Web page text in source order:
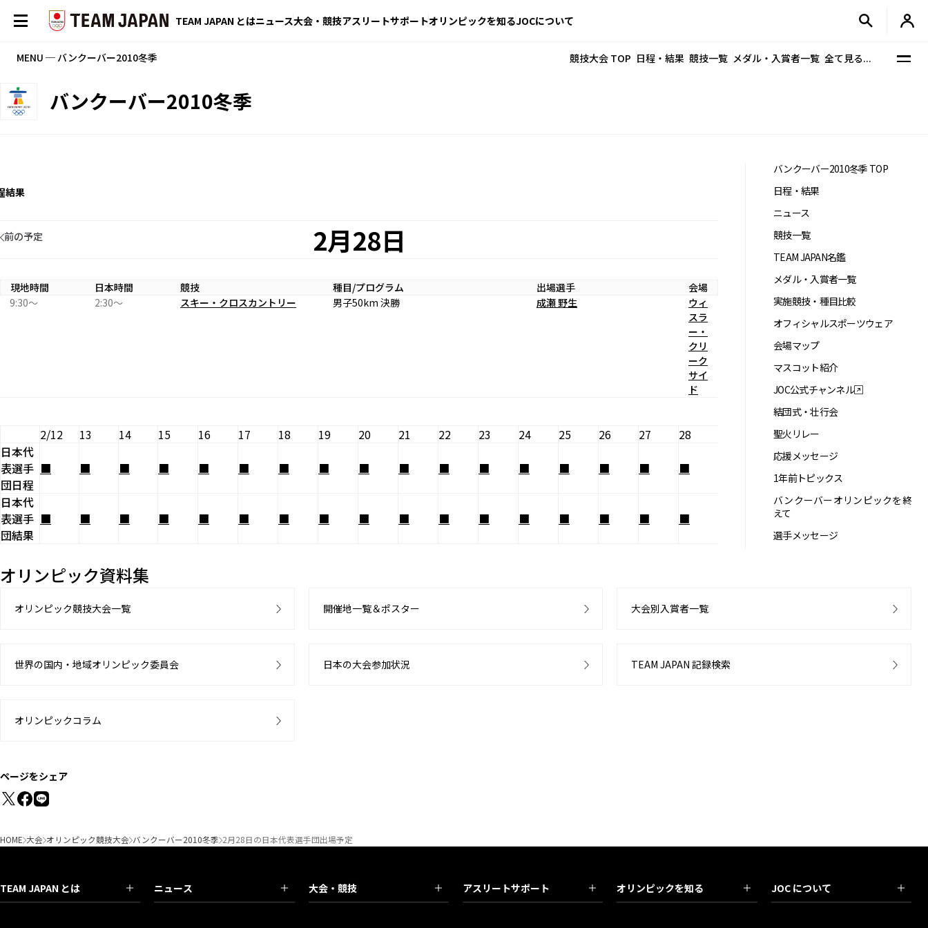
TEAM JAPAN とはニュース大会・競技アスリートサポートオリンピックを知るJOCについて
MENU ─ バンクーバー2010冬季 競技大会 TOP 日程・結果 競技一覧 メダル・入賞者一覧 全て見る...
バンクーバー2010冬季
結果
2月28日
前の予定
現地時間 日本時間 競技 種目/プログラム 出場選手
会場
9:30〜
2:30〜 スキー・クロスカントリー 男子50km 決勝 成瀬 野生
ウィ
スラ
ー・
クリ
ーク
サイ
ド
2/12 13 14 15 16 17 18 19 20 21 22 23 24 25 26 27
28
日本代
表選手
団日程
■ ■ ■ ■ ■ ■ ■ ■ ■ ■ ■ ■ ■ ■ ■ ■ ■
日本代
表選手
団結果
■ ■ ■ ■ ■ ■ ■ ■ ■ ■ ■ ■ ■ ■ ■ ■ ■
バンクーバー2010冬季 TOP
日程・結果
ニュース
競技一覧
TEAM JAPAN名鑑
メダル・入賞者一覧
実施競技・種目比較
オフィシャルスポーツウェア
会場マップ
マスコット紹介
JOC公式チャンネル
結団式・壮行会
聖火リレー
応援メッセージ
1年前トピックス
バンクーバーオリンピックを終
えて
選手メッセージ
オリンピック資料集
オリンピック競技大会一覧 開催地一覧＆ポスター 大会別入賞者一覧
世界の国内・地域オリンピック委員会 日本の大会参加状況 TEAM JAPAN 記録検索
オリンピックコラム
ページをシェア
HOME 大会 オリンピック競技大会 バンクーバー2010冬季 2月28日の日本代表選手団出場予定
TEAM JAPAN とは ニュース 大会・競技 アスリートサポート オリンピックを知る JOC について